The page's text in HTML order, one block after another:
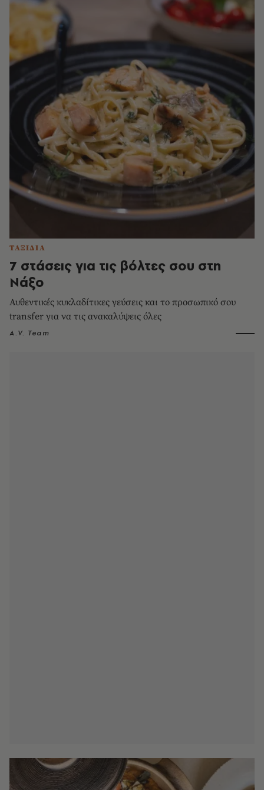
ΤΑΞΙΔΙΑ
7 στάσεις για τις βόλτες σου στη
Νάξο
Αυθεντικές κυκλαδίτικες γεύσεις και το προσωπικό σου
transfer για να τις ανακαλύψεις όλες
A.V. Team